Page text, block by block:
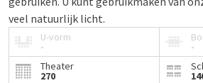
veel natuurlijk licht.
U-vorm
-
-
Theater
270